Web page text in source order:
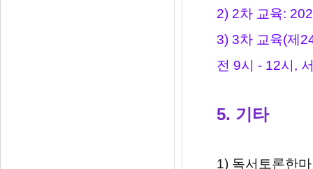
2) 2차 교육:
3) 3차 교육(제
전 9시 - 12시,
5. 기타
1) 독서토론한